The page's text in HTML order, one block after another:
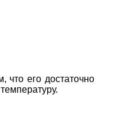
что его достаточно